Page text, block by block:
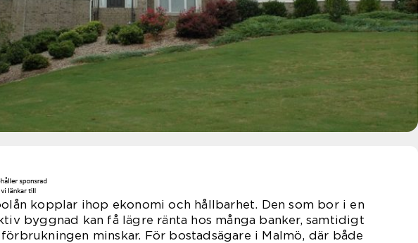
kopplar ihop ekonomi och hållbarhet. Den som bor i en
byggnad kan få lägre ränta hos många banker, samtidigt
minskar. För bostadsägare i Malmö, där både